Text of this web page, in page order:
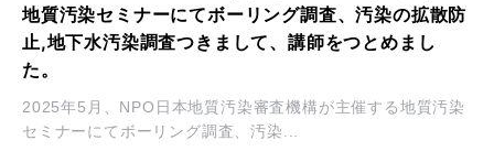
地質汚染セミナーにてボーリング調査、汚染の拡散防
止,地下水汚染調査つきまして、講師をつとめまし
た。
2025年5月、NPO日本地質汚染審査機構が主催する地質汚染
セミナーにてボーリング調査、汚染...